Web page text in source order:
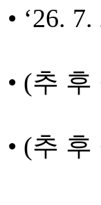
• ‘26.
• (추
• (추